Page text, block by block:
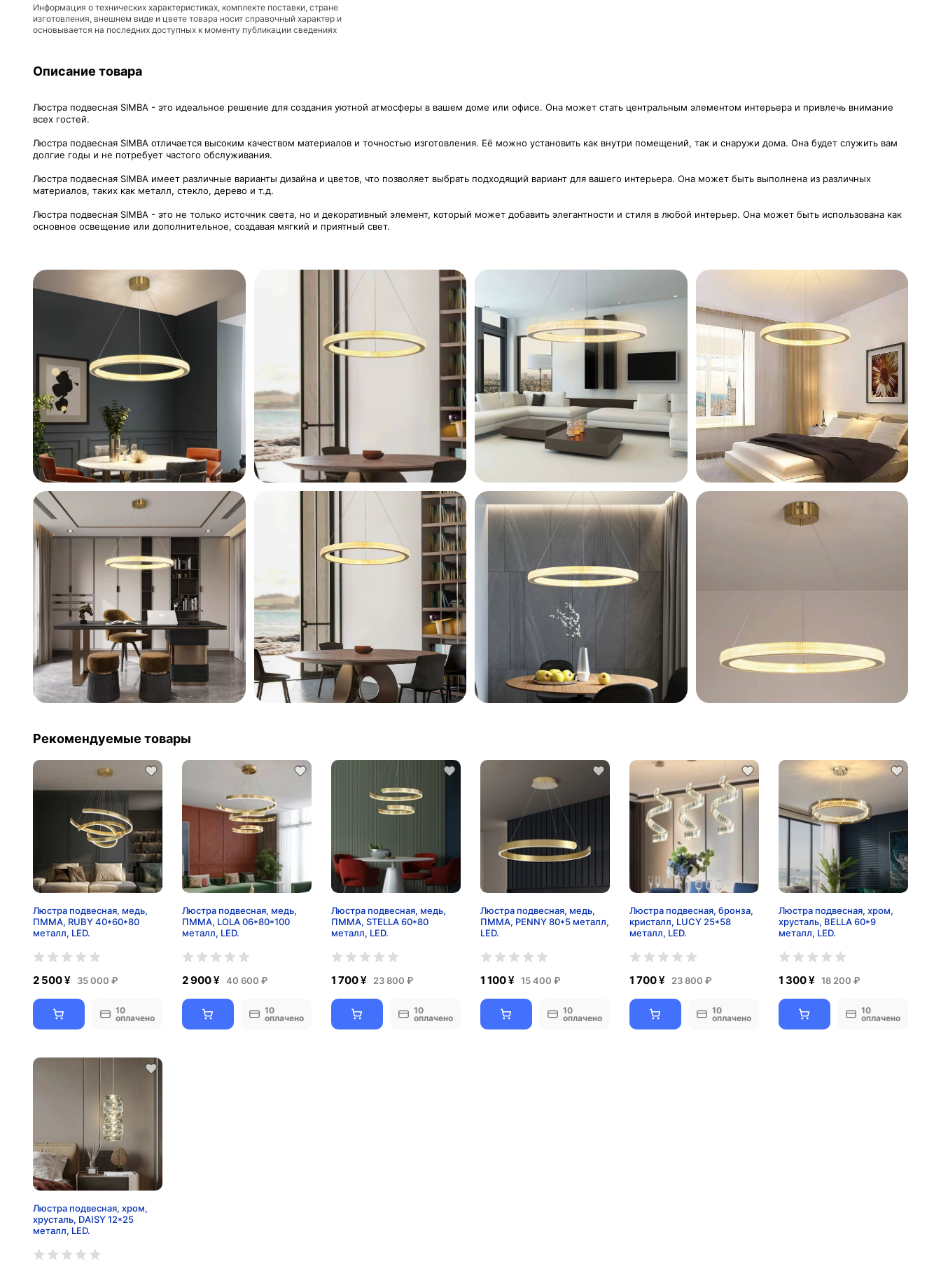
Информация о технических характеристиках, комплекте поставки, стране
изготовления, внешнем виде и цвете товара носит справочный характер и
основывается на последних доступных к моменту публикации сведениях
Описание товара
Люстра подвесная SIMBA - это идеальное решение для создания уютной атмосферы в вашем доме или офисе. Она может стать центральным элементом интерьера и привлечь внимание
всех гостей.
Люстра подвесная SIMBA отличается высоким качеством материалов и точностью изготовления. Её можно установить как внутри помещений, так и снаружи дома. Она будет служить вам
долгие годы и не потребует частого обслуживания.
Люстра подвесная SIMBA имеет различные варианты дизайна и цветов, что позволяет выбрать подходящий вариант для вашего интерьера. Она может быть выполнена из различных
материалов, таких как металл, стекло, дерево и т.д.
Люстра подвесная SIMBA - это не только источник света, но и декоративный элемент, который может добавить элегантности и стиля в любой интерьер. Она может быть использована как
основное освещение или дополнительное, создавая мягкий и приятный свет.
Рекомендуемые товары
Люстра подвесная, медь,
ПММА, RUBY 40*60*80
металл, LED.
2 500 ¥ 35 000 ₽
10
оплачено
Люстра подвесная, медь,
ПММА, LOLA 06*80*100
металл, LED.
2 900 ¥ 40 600 ₽
10
оплачено
Люстра подвесная, медь,
ПММА, STELLA 60*80
металл, LED.
1 700 ¥ 23 800 ₽
10
оплачено
Люстра подвесная, медь,
ПММА, PENNY 80*5 металл,
LED.
1 100 ¥ 15 400 ₽
10
оплачено
Люстра подвесная, бронза,
кристалл, LUCY 25*58
металл, LED.
1 700 ¥ 23 800 ₽
10
оплачено
Люстра подвесная, хром,
хрусталь, BELLA 60*9
металл, LED.
1 300 ¥ 18 200 ₽
10
оплачено
Люстра подвесная, хром,
хрусталь, DAISY 12*25
металл, LED.